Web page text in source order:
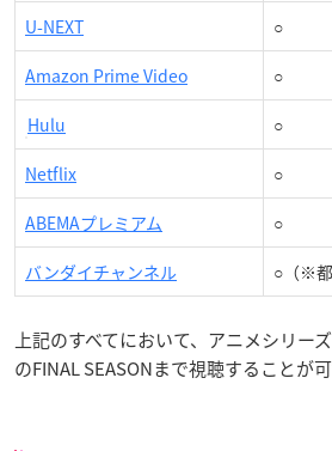
U-NEXT ○
Amazon Prime Video ○
Hulu ○
Netflix ○
ABEMAプレミアム ○
バンダイチャンネル ○（※都
上記のすべてにおいて、アニメシリー
のFINAL SEASONまで視聴することが可